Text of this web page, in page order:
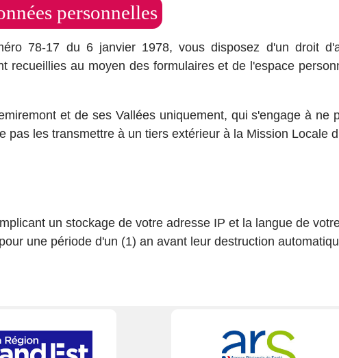
personnelles
78-17 du 6 janvier 1978, vous disposez d'un droit
recueillies au moyen des formulaires et de l'espace
et de ses Vallées uniquement, qui s'engage à ne
les transmettre à un tiers extérieur à la Mission Locale
un stockage de votre adresse IP et la langue de
une période d'un (1) an avant leur destruction